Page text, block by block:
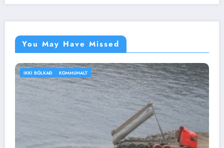
You May Have Missed
IKKI BÓLKAÐ VEÐRIÐ